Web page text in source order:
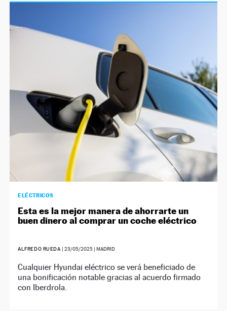
ELÉCTRICOS
Esta es la mejor manera de ahorrarte un
buen dinero al comprar un coche eléctrico
ALFREDO RUEDA |23/05/2025 | MADRID
Cualquier Hyundai eléctrico se verá beneficiado de
una bonificación notable gracias al acuerdo firmado
con Iberdrola.